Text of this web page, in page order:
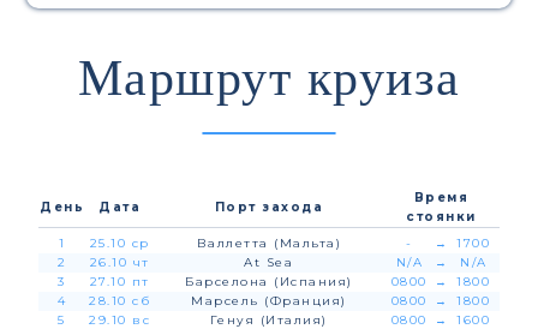
Маршрут круиза
День Дата Порт захода
Время
стоянки
1
25.10 ср Валлетта (Мальта) - →
1700
2
26.10 чт At Sea N/A →
N/A
3
27.10 пт Барселона (Испания) 0800 →
1800
4
28.10 сб Марсель (Франция) 0800 →
1800
5
29.10 вс Генуя (Италия) 0800 →
1600